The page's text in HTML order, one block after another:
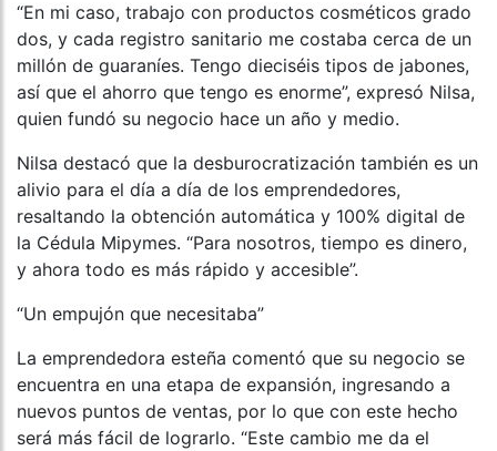
“En mi caso, trabajo con productos cosméticos grado
dos, y cada registro sanitario me costaba cerca de un
millón de guaraníes. Tengo dieciséis tipos de jabones,
así que el ahorro que tengo es enorme”, expresó Nilsa,
quien fundó su negocio hace un año y medio.
Nilsa destacó que la desburocratización también es un
alivio para el día a día de los emprendedores,
resaltando la obtención automática y 100% digital de
la Cédula Mipymes. “Para nosotros, tiempo es dinero,
y ahora todo es más rápido y accesible”.
“Un empujón que necesitaba”
La emprendedora esteña comentó que su negocio se
encuentra en una etapa de expansión, ingresando a
nuevos puntos de ventas, por lo que con este hecho
será más fácil de lograrlo. “Este cambio me da el